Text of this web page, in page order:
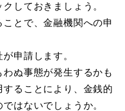
しておきましょう。
とで、金融機関への申
申請します。
ぬ事態が発生するかも
ることにより、金銭的
はないでしょうか。